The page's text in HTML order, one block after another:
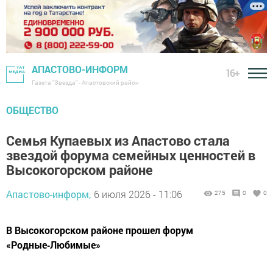
АПАСТОВО-ИНФОРМ
Газета "Звезда" - Апастовский район
16+
ОБЩЕСТВО
Семья Купаевых из Апастово стала
звездой форума семейных ценностей в
Высокогорском районе
Апастово-информ, 6 июля 2026 - 11:06 275 0 0
В Высокогорском районе прошел форум
«Родные‑Любимые»